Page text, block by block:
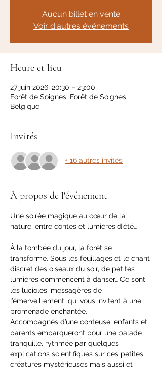
Aucun billet en vente
Voir d'autres événements
Heure et lieu
27 juin 2026, 20:30 – 23:00
Forêt de Soignes, Forêt de Soignes,
Belgique
Invités
+ 16 autres invités
À propos de l'événement
Une soirée magique au cœur de la
nature, entre contes et lumières d’été…
À la tombée du jour, la forêt se
transforme. Sous les feuillages et le chant
discret des oiseaux du soir, de petites
lumières commencent à danser… Ce sont
les lucioles, messagères de
l’émerveillement, qui vous invitent à une
promenade enchantée.
Accompagnés d’une conteuse, enfants et
parents embarqueront pour une balade
tranquille, rythmée par quelques
explications scientifiques sur ces petites
créatures mystérieuses mais aussi et